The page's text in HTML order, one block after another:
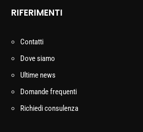
RIFERIMENTI
Contatti
Dove siamo
Ultime news
Domande frequenti
Richiedi consulenza